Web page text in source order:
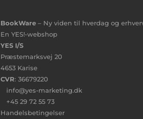
BookWare – Ny viden til hverdag og
En YES!-webshop
YES I/S
Præstemarksvej 20
4653 Karise
CVR: 36679220
info@yes-marketing.dk
+45 29 72 55 73
Handelsbetingelser